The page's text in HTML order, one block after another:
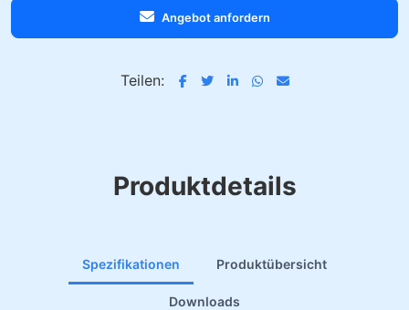
Angebot anfordern
Teilen:
Produktdetails
Spezifikationen Produktübersicht
Downloads